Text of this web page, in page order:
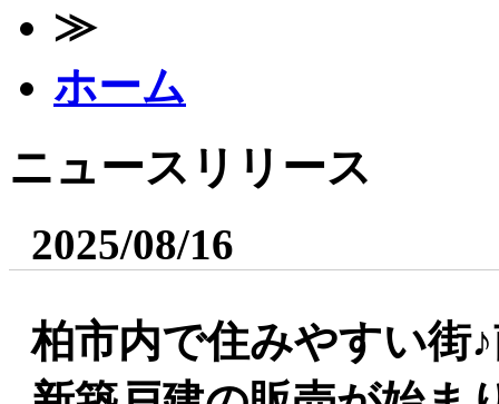
≫
ホーム
ニュースリリース
2025/08/16
柏市内で住みやすい街